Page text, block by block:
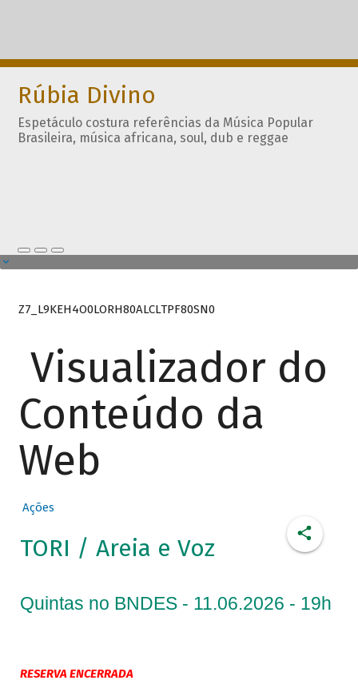
Rúbia Divino
Espetáculo costura referências da Música Popular
Brasileira, música africana, soul, dub e reggae
Z7_L9KEH4O0LORH80ALCLTPF80SN0
Visualizador do
Conteúdo da
Web
Ações
TORI / Areia e Voz
Quintas no BNDES - 11.06.2026 - 19h
RESERVA ENCERRADA